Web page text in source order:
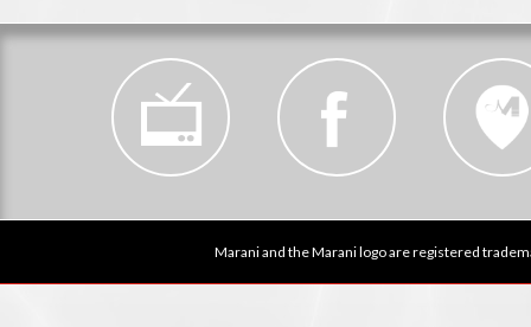
Marani and the Marani logo are registered